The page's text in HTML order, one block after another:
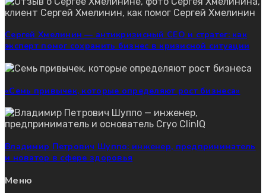
Сергей Хмелинин — антикризисный CEO и стратег: как
эксперт помог сохранить бизнес в кризисной ситуации
«Семь привычек, которые определяют рост бизнеса»
Владимир Петрович Шуппо: инженер, предприниматель
и новатор в сфере здоровья
Меню